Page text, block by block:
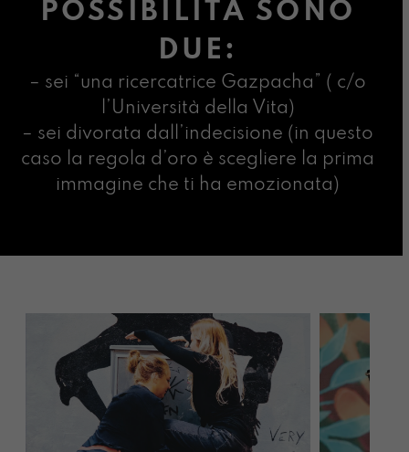
POSSIBILITÀ SONO
DUE:
– sei “una ricercatrice Gazpacha” ( c/o
l’Università della Vita)
– sei divorata dall’indecisione (in questo
caso la regola d’oro è scegliere la prima
immagine che ti ha emozionata)